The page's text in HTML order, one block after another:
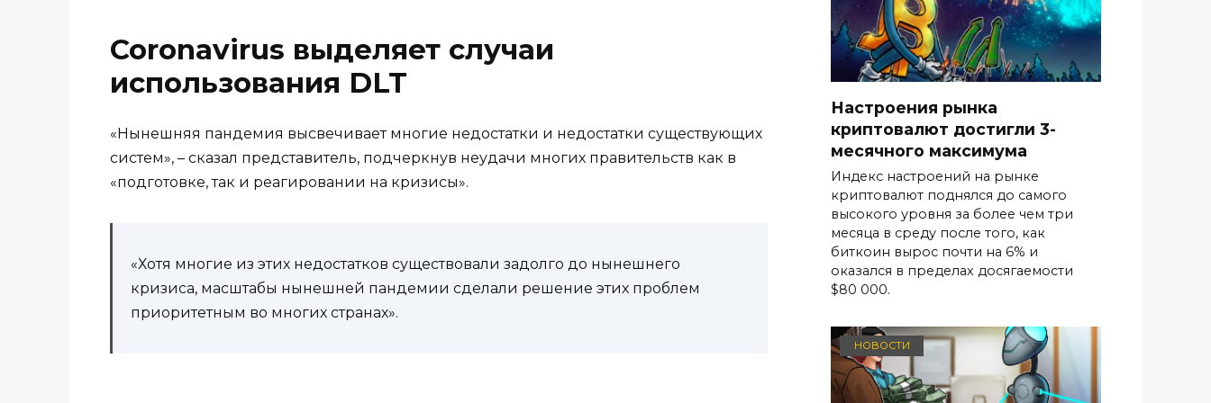
Coronavirus выделяет случаи
использования DLT
«Нынешняя пандемия высвечивает многие недостатки и недостатки существующих
систем», – сказал представитель, подчеркнув неудачи многих правительств как в
«подготовке, так и реагировании на кризисы».
«Хотя многие из этих недостатков существовали задолго до нынешнего
кризиса, масштабы нынешней пандемии сделали решение этих проблем
приоритетным во многих странах».
Настроения рынка
криптовалют достигли 3-
месячного максимума
Индекс настроений на рынке
криптовалют поднялся до самого
высокого уровня за более чем три
месяца в среду после того, как
биткоин вырос почти на 6% и
оказался в пределах досягаемости
$80 000.
НОВОСТИ